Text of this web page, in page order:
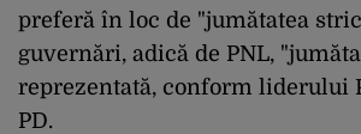
preferă în loc de "jumătatea
guvernări, adică de PNL,
reprezentată, conform liderului
PD.